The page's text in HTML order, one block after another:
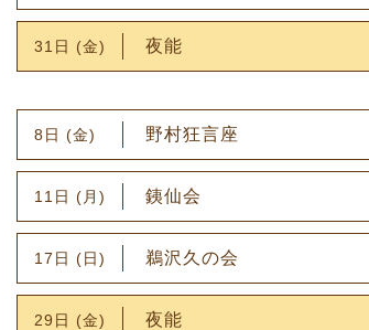
31日 (金) 夜能
8日 (金) 野村狂言座
11日 (月) 銕仙会
17日 (日) 鵜沢久の会
29日 (金) 夜能